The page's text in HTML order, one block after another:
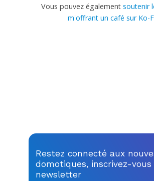
Vous pouvez également soutenir
m'offrant un café sur Ko-
Restez connecté aux
domotiques, inscrivez-
newsletter